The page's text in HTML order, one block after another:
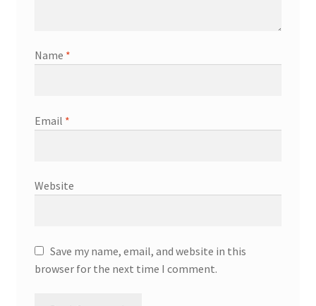
Name *
Email *
Website
Save my name, email, and website in this
browser for the next time I comment.